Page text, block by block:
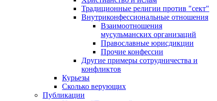
Традиционные религии против "сект"
Внутриконфессиональные отношения
Взаимоотношения
мусульманских организаций
Православные юрисдикции
Прочие конфессии
Другие примеры сотрудничества и
конфликтов
Курьезы
Сколько верующих
Публикации